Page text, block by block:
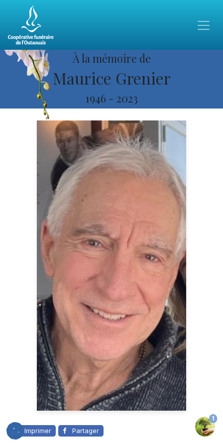
À la mémoire de
Maurice Grenier
1946 - 2023
Imprimer Partager
1